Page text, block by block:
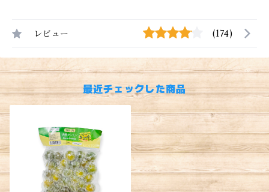
レビュー (174)
最近チェックした商品